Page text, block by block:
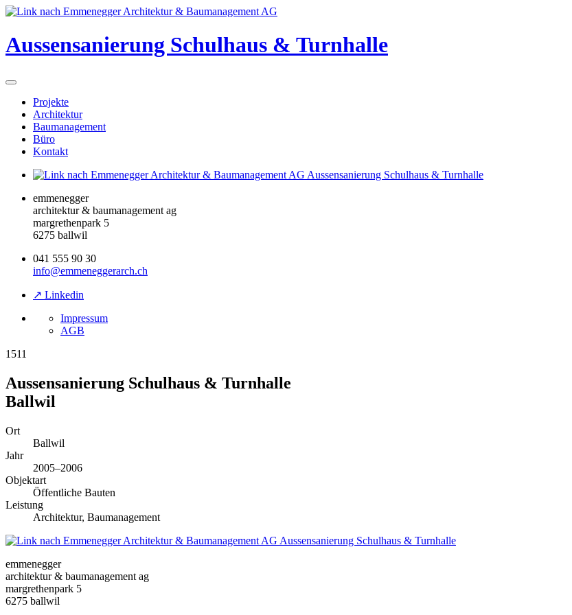
Aussensanierung Schulhaus & Turnhalle
Projekte
Architektur
Baumanagement
Büro
Kontakt
Aussensanierung Schulhaus & Turnhalle
emmenegger
architektur & baumanagement ag
margrethenpark 5
6275 ballwil
041 555 90 30
info@emmeneggerarch.ch
↗ Linkedin
Impressum
AGB
1511
Aussensanierung Schulhaus & Turnhalle
Ballwil
Ort
Ballwil
Jahr
2005–2006
Objektart
Öffentliche Bauten
Leistung
Architektur, Baumanagement
Aussensanierung Schulhaus & Turnhalle
emmenegger
architektur & baumanagement ag
margrethenpark 5
6275 ballwil